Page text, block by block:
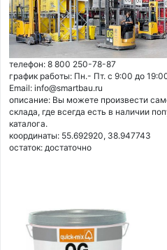
телефон: 8 800 250-78-87
график работы: Пн.- Пт. с 9:00 до
Email: info@smartbau.ru
описание: Вы можете произвести
склада, где всегда есть в наличии
каталога.
координаты: 55.692920, 38.947743
остаток: достаточно